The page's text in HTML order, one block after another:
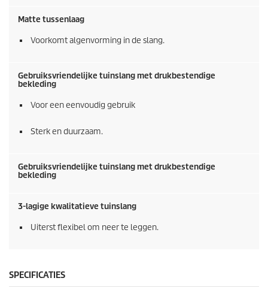
Matte tussenlaag
Voorkomt algenvorming in de slang.
Gebruiksvriendelijke tuinslang met drukbestendige
bekleding
Voor een eenvoudig gebruik
Sterk en duurzaam.
Gebruiksvriendelijke tuinslang met drukbestendige
bekleding
3-lagige kwalitatieve tuinslang
Uiterst flexibel om neer te leggen.
SPECIFICATIES